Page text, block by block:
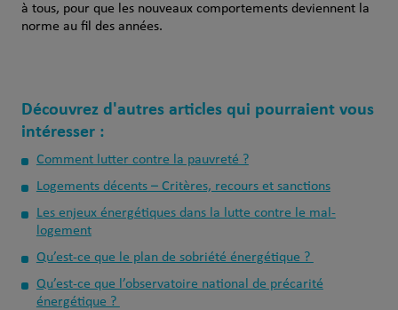
à tous, pour que les nouveaux comportements deviennent la
norme au fil des années.
Découvrez d'autres articles qui pourraient vous
intéresser :
Comment lutter contre la pauvreté ?
Logements décents – Critères, recours et sanctions
Les enjeux énergétiques dans la lutte contre le mal-
logement
Qu’est-ce que le plan de sobriété énergétique ?
Qu’est-ce que l’observatoire national de précarité
énergétique ?